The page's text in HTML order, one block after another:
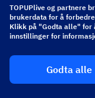
[email protected]
Følg oss
Copyright 2026 SEA
TOPUPlive og partnere
brukerdata for å
Klikk på "Godta alle"
innstillinger for
Godta alle